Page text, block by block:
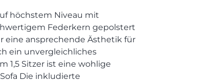
höchstem Niveau mit
Federkern gepolstert
eine ansprechende Ästhetik für
ein unvergleichliches
1,5 Sitzer ist eine wohlige
Die inkludierte